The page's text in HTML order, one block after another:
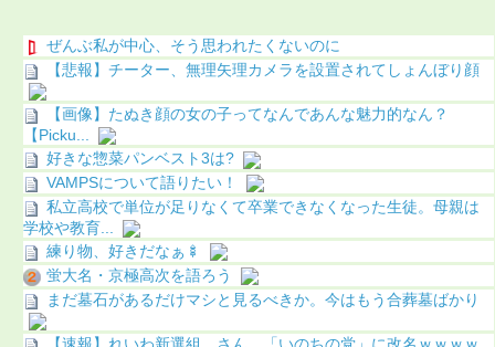
ぜんぶ私が中心、そう思われたくないのに
【悲報】チーター、無理矢理カメラを設置されてしょんぼり顔
【画像】たぬき顔の女の子ってなんであんな魅力的なん？
【Picku...
好きな惣菜パンベスト3は?
VAMPSについて語りたい！
私立高校で単位が足りなくて卒業できなくなった生徒。母親は
学校や教育...
練り物、好きだなぁ🍢
蛍大名・京極高次を語ろう
まだ墓石があるだけマシと見るべきか。今はもう合葬墓ばかり